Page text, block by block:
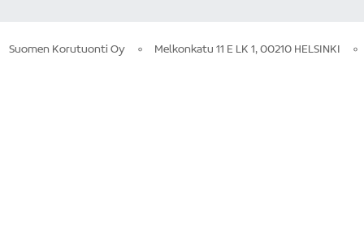
Suomen Korutuonti Oy Melkonkatu 11 E LK 1, 00210 HELSINKI